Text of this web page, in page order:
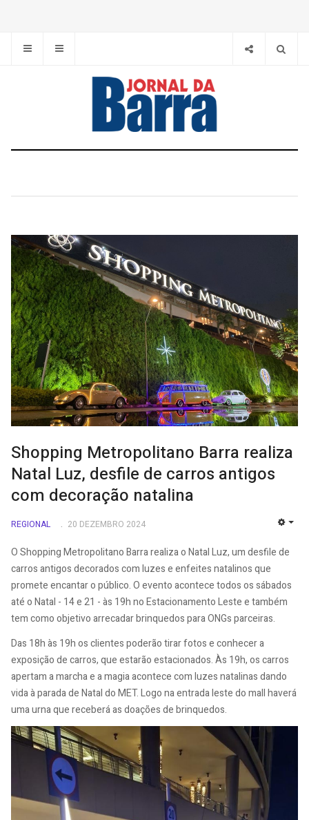
Shopping Metropolitano Barra realiza
Natal Luz, desfile de carros antigos
com decoração natalina
REGIONAL 20 DEZEMBRO 2024
O Shopping Metropolitano Barra realiza o Natal Luz, um desfile de
carros antigos decorados com luzes e enfeites natalinos que
promete encantar o público. O evento acontece todos os sábados
até o Natal - 14 e 21 - às 19h no Estacionamento Leste e também
tem como objetivo arrecadar brinquedos para ONGs parceiras.
Das 18h às 19h os clientes poderão tirar fotos e conhecer a
exposição de carros, que estarão estacionados. Às 19h, os carros
apertam a marcha e a magia acontece com luzes natalinas dando
vida à parada de Natal do MET. Logo na entrada leste do mall haverá
uma urna que receberá as doações de brinquedos.